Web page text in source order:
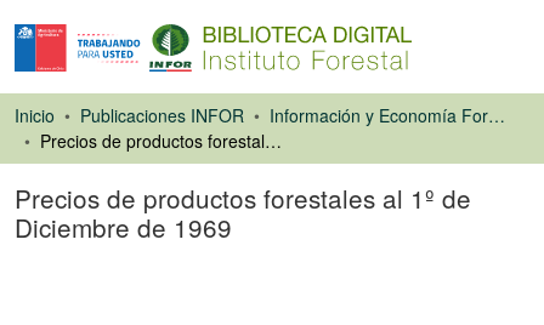
Inicio Publicaciones INFOR
Información y Economía Forestal
Precios de productos forestales al 1º de Diciembre de 1969
Precios de productos forestales al 1º de
Diciembre de 1969